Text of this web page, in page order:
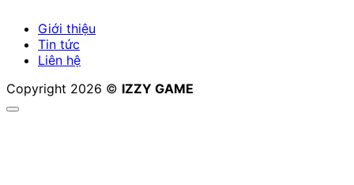
Giới thiệu
Tin tức
Liên hệ
Copyright 2026 © IZZY GAME